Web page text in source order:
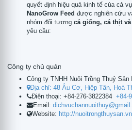
quyết định hiệu quả kinh tế của cả vụ
NanoGrow Feed được nghiên cứu
nhóm đối tượng cá giống, cá thịt
yêu cầu:
Công ty chủ quản
Công ty TNHH Nuôi Trồng Thuỷ Sản
Địa chỉ: 48 Âu Cơ, Hiệp Tân, Hoà
Điện thoại: +84-276-3822384 +84-
Email:
Website: http://nuoitrongthuysan.vn